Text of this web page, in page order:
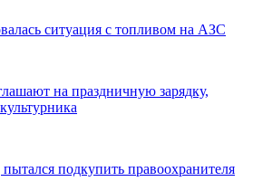
ситуация с топливом на АЗС
на праздничную зарядку,
подкупить правоохранителя